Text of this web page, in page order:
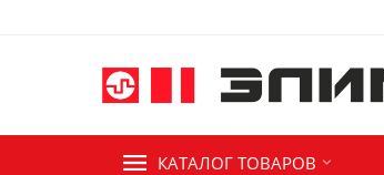
КАТАЛОГ ТОВАРОВ